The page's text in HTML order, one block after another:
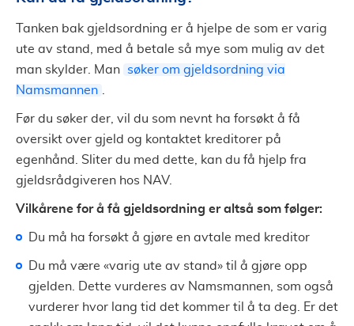
Tanken bak gjeldsordning er å hjelpe de som er varig
ute av stand, med å betale så mye som mulig av det
man skylder. Man
søker om gjeldsordning via
Namsmannen
Før du søker der, vil du som nevnt ha forsøkt å få
oversikt over gjeld og kontaktet kreditorer på
egenhånd. Sliter du med dette, kan du få hjelp fra
gjeldsrådgiveren hos NAV.
Vilkårene for å få gjeldsordning er altså som følger:
Du må ha forsøkt å gjøre en avtale med kreditor
Du må være «varig ute av stand» til å gjøre opp
gjelden. Dette vurderes av Namsmannen, som også
vurderer hvor lang tid det kommer til å ta deg. Er det